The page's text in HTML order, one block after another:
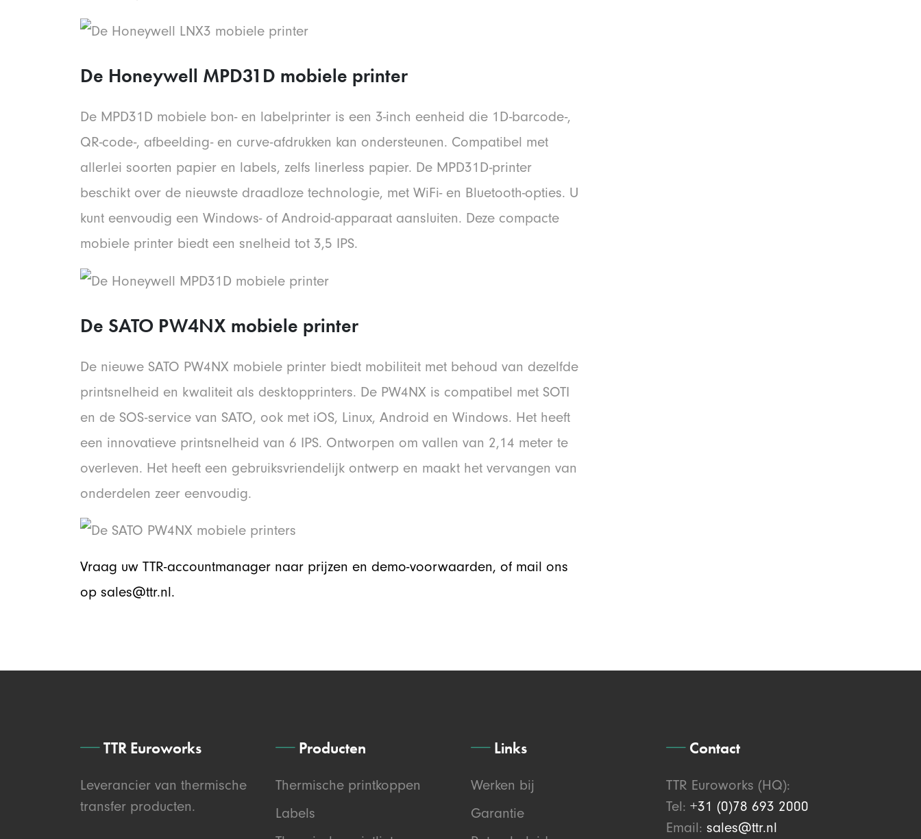
De Honeywell MPD31D mobiele printer
De MPD31D mobiele bon- en labelprinter is een 3-inch eenheid die 1D-barcode-,
QR-code-, afbeelding- en curve-afdrukken kan ondersteunen. Compatibel met
allerlei soorten papier en labels, zelfs linerless papier. De MPD31D-printer
beschikt over de nieuwste draadloze technologie, met WiFi- en Bluetooth-opties. U
kunt eenvoudig een Windows- of Android-apparaat aansluiten. Deze compacte
mobiele printer biedt een snelheid tot 3,5 IPS.
De SATO PW4NX mobiele printer
De nieuwe SATO PW4NX mobiele printer biedt mobiliteit met behoud van dezelfde
printsnelheid en kwaliteit als desktopprinters. De PW4NX is compatibel met SOTI
en de SOS-service van SATO, ook met iOS, Linux, Android en Windows. Het heeft
een innovatieve printsnelheid van 6 IPS. Ontworpen om vallen van 2,14 meter te
overleven. Het heeft een gebruiksvriendelijk ontwerp en maakt het vervangen van
onderdelen zeer eenvoudig.
Vraag uw TTR-accountmanager naar prijzen en demo-voorwaarden, of mail ons
op sales@ttr.nl.
TTR Euroworks
Leverancier van thermische
transfer producten.
Producten
Thermische printkoppen
Labels
Links
Werken bij
Garantie
Contact
TTR Euroworks (HQ):
Tel: +31 (0)78 693 2000
Email: sales@ttr.nl